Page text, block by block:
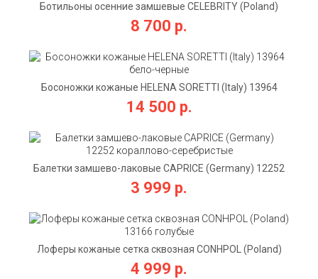
Ботильоны осенние замшевые CELEBRITY (Poland)
10995 голубые
8 700 р.
Босоножки кожаные HELENA SORETTI (Italy) 13964
бело-черные
14 500 р.
Балетки замшево-лаковые CAPRICE (Germany) 12252
кораллово-серебристые
3 999 р.
Лоферы кожаные сетка сквозная CONHPOL (Poland)
13166 голубые
4 999 р.